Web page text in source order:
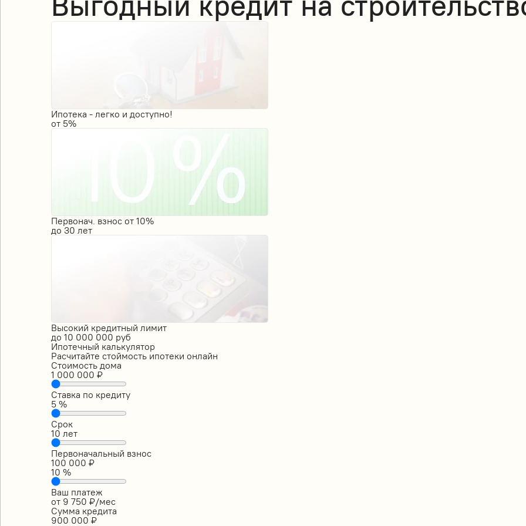
Ипотека - легко и доступно!
от 5%
Первонач. взнос от 10%
до 30 лет
Высокий кредитный лимит
до 10 000 000 руб
Ипотечный калькулятор
Расчитайте стоймость ипотеки онлайн
Стоимость дома
1 000 000 ₽
Ставка по кредиту
5 %
Срок
10 лет
Первоначальный взнос
100 000 ₽
10 %
Ваш платеж
от 9 750 ₽/мес
Сумма кредита
900 000 ₽